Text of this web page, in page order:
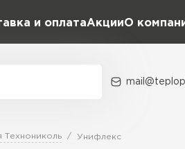
и оплатаАкцииО
Технониколь Унифлекс